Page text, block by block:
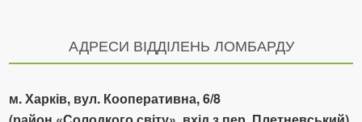
АДРЕСИ ВІДДІЛЕНЬ ЛОМБАРДУ
м. Харків, вул. Кооперативна, 6/8